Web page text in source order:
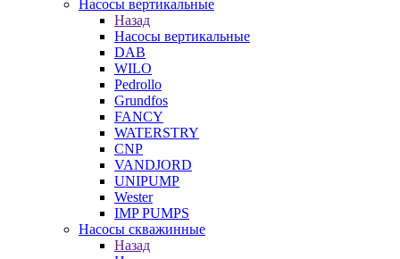
Насосы вертикальные
Назад
Насосы вертикальные
DAB
WILO
Pedrollo
Grundfos
FANCY
WATERSTRY
CNP
VANDJORD
UNIPUMP
Wester
IMP PUMPS
Насосы скважинные
Назад